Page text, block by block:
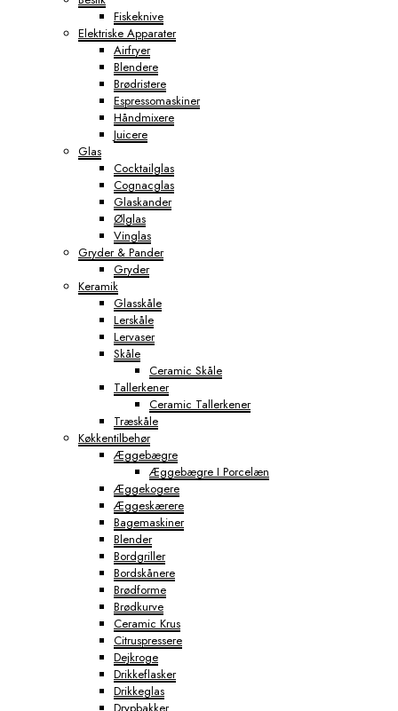
Fiskeknive
Elektriske Apparater
Airfryer
Blendere
Brødristere
Espressomaskiner
Håndmixere
Juicere
Glas
Cocktailglas
Cognacglas
Glaskander
Ølglas
Vinglas
Gryder & Pander
Gryder
Keramik
Glasskåle
Lerskåle
Lervaser
Skåle
Ceramic Skåle
Tallerkener
Ceramic Tallerkener
Træskåle
Køkkentilbehør
Æggebægre
Æggebægre I Porcelæn
Æggekogere
Æggeskærere
Bagemaskiner
Blender
Bordgriller
Bordskånere
Brødforme
Brødkurve
Ceramic Krus
Citruspressere
Dejkroge
Drikkeflasker
Drikkeglas